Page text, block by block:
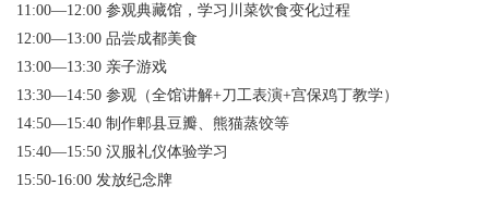
11:00—12:00 参观典藏馆，学习川菜饮食变化过程
12:00—13:00 品尝成都美食
13:00—13:30 亲子游戏
13:30—14:50 参观（全馆讲解+刀工表演+宫保鸡丁教学）
14:50—15:40 制作郫县豆瓣、熊猫蒸饺等
15:40—15:50 汉服礼仪体验学习
15:50-16:00 发放纪念牌